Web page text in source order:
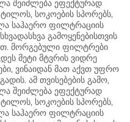
შეიძლება ეფექტურად
სოკოების სპორებს,
საჰაერო ფილტრაციის
გამოყენებისთვის
მორგებული ფილტრები
მეტი მტვრის ვიდრე
ვინაიდან მათ აქვთ უფრო
ამ თვისებების გამო,
შეიძლება ეფექტურად
სოკოების სპორებს,
საჰაერო ფილტრაციის